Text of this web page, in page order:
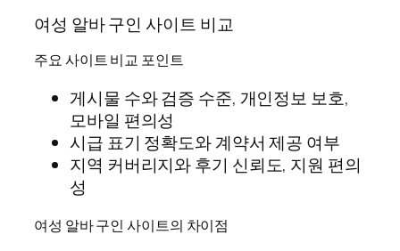
여성 알바 구인 사이트 비교
주요 사이트 비교 포인트
게시물 수와 검증 수준, 개인정보 보호,
모바일 편의성
시급 표기 정확도와 계약서 제공 여부
지역 커버리지와 후기 신뢰도, 지원 편의
성
여성 알바 구인 사이트의 차이점